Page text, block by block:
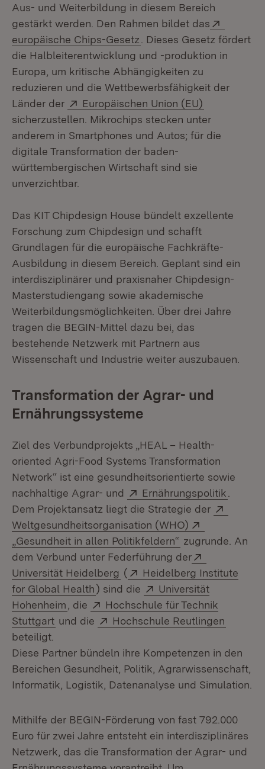
Aus- und Weiterbildung in diesem Bereich
gestärkt werden. Den Rahmen bildet das
europäische Chips-Gesetz (Öffnet in neuem Fenster)
. Dieses Gesetz fördert
die Halbleiterentwicklung und -produktion in
Europa, um kritische Abhängigkeiten zu
reduzieren und die Wettbewerbsfähigkeit der
Länder der
Extern:
Europäischen Union (EU)
sicherzustellen. Mikrochips stecken unter
anderem in Smartphones und Autos; für die
digitale Transformation der baden-
württembergischen Wirtschaft sind sie
unverzichtbar.
Das KIT Chipdesign House bündelt exzellente
Forschung zum Chipdesign und schafft
Grundlagen für die europäische Fachkräfte-
Ausbildung in diesem Bereich. Geplant sind ein
interdisziplinärer und praxisnaher Chipdesign-
Masterstudiengang sowie akademische
Weiterbildungsmöglichkeiten. Über drei Jahre
tragen die BEGIN-Mittel dazu bei, das
bestehende Netzwerk mit Partnern aus
Wissenschaft und Industrie weiter auszubauen.
Transformation der Agrar- und
Ernährungssysteme
Ziel des Verbundprojekts „HEAL – Health-
oriented Agri-Food Systems Transformation
Network“ ist eine gesundheitsorientierte sowie
nachhaltige Agrar- und
Extern:
Ernährungspolitik
Dem Projektansatz liegt die Strategie der
Weltgesundheitsorganisation (WHO) (Öffnet in
„Gesundheit in allen Politikfeldern“ (Öffnet in neuem
zugrunde. An
dem Verbund unter Federführung der
Universität Heidelberg (Öffnet in neuem Fenster)
( Extern:
Heidelberg Institute
for Global Health(Öffnet in neuem Fenster)
) sind die Extern:
Universität
Hohenheim (Öffnet in neuem Fenster)
, die Extern:
Hochschule für Technik
Stuttgart (Öffnet in neuem Fenster)
und die Extern:
Hochschule Reutlingen
beteiligt.
Diese Partner bündeln ihre Kompetenzen in den
Bereichen Gesundheit, Politik, Agrarwissenschaft,
Informatik, Logistik, Datenanalyse und Simulation.
Mithilfe der BEGIN-Förderung von fast 792.000
Euro für zwei Jahre entsteht ein interdisziplinäres
Netzwerk, das die Transformation der Agrar- und